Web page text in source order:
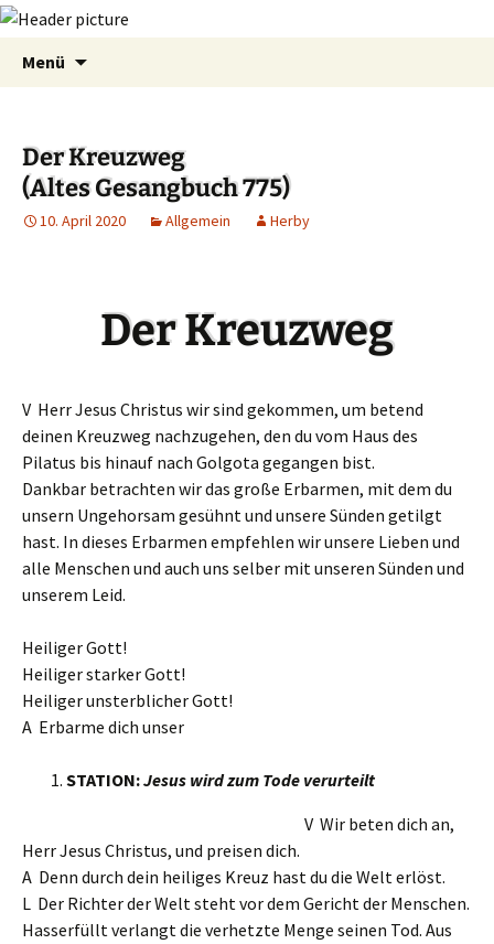
Menü
Der Kreuzweg
(Altes Gesangbuch 775)
10. April 2020 Allgemein Herby
Der Kreuzweg
V Herr Jesus Christus wir sind gekommen, um betend
deinen Kreuzweg nachzugehen, den du vom Haus des
Pilatus bis hinauf nach Golgota gegangen bist.
Dankbar betrachten wir das große Erbarmen, mit dem du
unsern Ungehorsam gesühnt und unsere Sünden getilgt
hast. In dieses Erbarmen empfehlen wir unsere Lieben und
alle Menschen und auch uns selber mit unseren Sünden und
unserem Leid.
Heiliger Gott!
Heiliger starker Gott!
Heiliger unsterblicher Gott!
A Erbarme dich unser
STATION:Jesus wird zum Tode verurteilt
V Wir beten dich an,
Herr Jesus Christus, und preisen dich.
A Denn durch dein heiliges Kreuz hast du die Welt erlöst.
L Der Richter der Welt steht vor dem Gericht der Menschen.
Hasserfüllt verlangt die verhetzte Menge seinen Tod. Aus